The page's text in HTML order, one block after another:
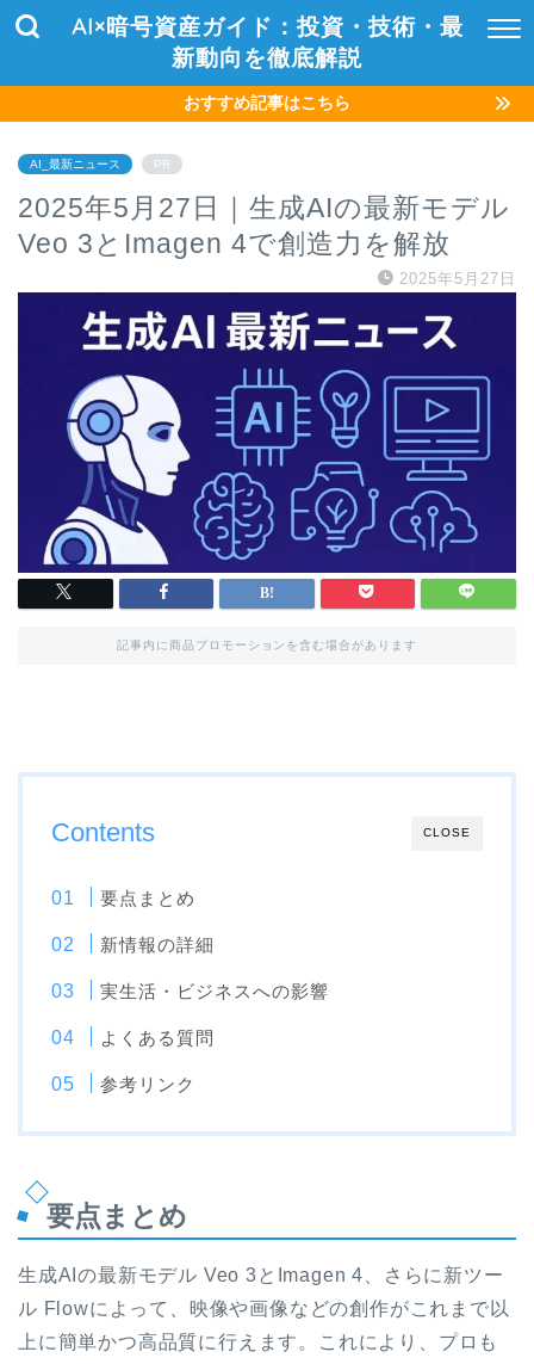
AI×暗号資産ガイド：投資・技術・最
新動向を徹底解説
おすすめ記事はこちら
AI_最新ニュース PR
2025年5月27日｜生成AIの最新モデル
Veo 3とImagen 4で創造力を解放
2025年5月27日
記事内に商品プロモーションを含む場合があります
CLOSE
Contents
要点まとめ
新情報の詳細
実生活・ビジネスへの影響
よくある質問
参考リンク
要点まとめ
生成AIの最新モデル Veo 3とImagen 4、さらに新ツー
ル Flowによって、映像や画像などの創作がこれまで以
上に簡単かつ高品質に行えます。これにより、プロも